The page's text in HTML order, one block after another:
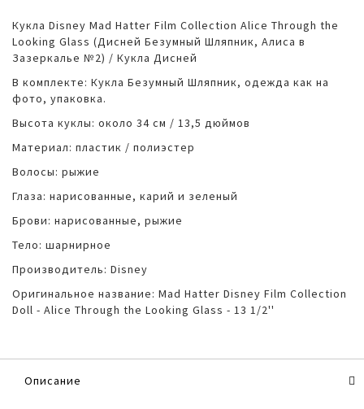
Кукла Disney Mad Hatter Film Collection Alice Through the
Looking Glass (Дисней Безумный Шляпник, Алиса в
Зазеркалье №2) / Кукла Дисней
В комплекте: Кукла Безумный Шляпник, одежда как на
фото, упаковка.
Высота куклы: около 34 см / 13,5 дюймов
Материал: пластик / полиэстер
Волосы: рыжие
Глаза: нарисованные, карий и зеленый
Брови: нарисованные, рыжие
Тело: шарнирное
Производитель: Disney
Оригинальное название: Mad Hatter Disney Film Collection
Doll - Alice Through the Looking Glass - 13 1/2''
Описание